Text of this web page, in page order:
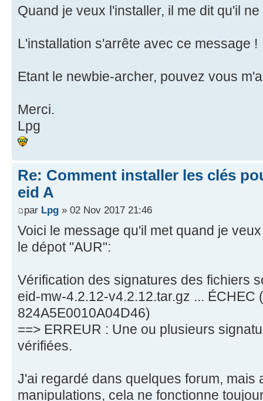
Quand je veux l'installer, il me dit qu'il
L'installation s'arrête avec ce message !
Etant le newbie-archer, pouvez vous
Merci.
Lpg
Re: Comment installer les clés
eid A
par Lpg » 02 Nov 2017 21:46
Voici le message qu'il met quand je
le dépot "AUR":
Vérification des signatures des fichiers
eid-mw-4.2.12-v4.2.12.tar.gz ... ÉCHEC
824A5E0010A04D46)
==> ERREUR : Une ou plusieurs
vérifiées.
J'ai regardé dans quelques forum, mais
manipulations, cela ne fonctionne